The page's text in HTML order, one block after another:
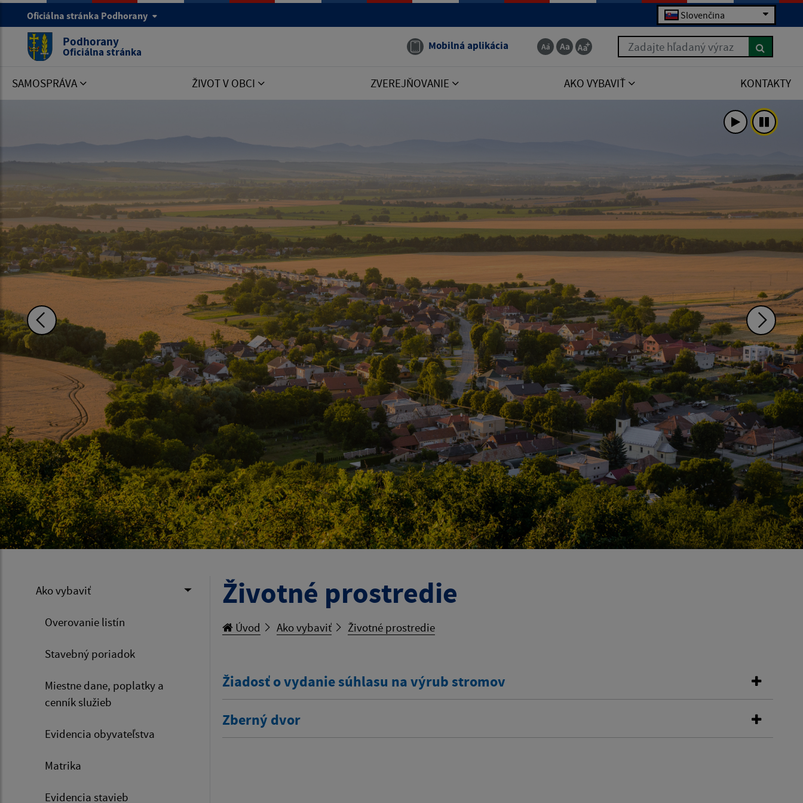
Oficiálna stránka Podhorany Slovenčina
Podhorany
Oficiálna stránka Mobilná aplikácia Zadajte hľadaný výraz
SAMOSPRÁVA ŽIVOT V OBCI ZVEREJŇOVANIE AKO VYBAVIŤ KONTAKTY
Ako vybaviť
Overovanie listín
Stavebný poriadok
Miestne dane, poplatky a
cenník služieb
Evidencia obyvateľstva
Matrika
Evidencia stavieb
Životné prostredie
Úvod Ako vybaviť Životné prostredie
Žiadosť o vydanie súhlasu na výrub stromov
Zberný dvor